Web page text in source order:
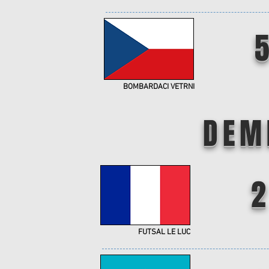
BOMBARDACI VETRNI
FUTSAL LE LUC